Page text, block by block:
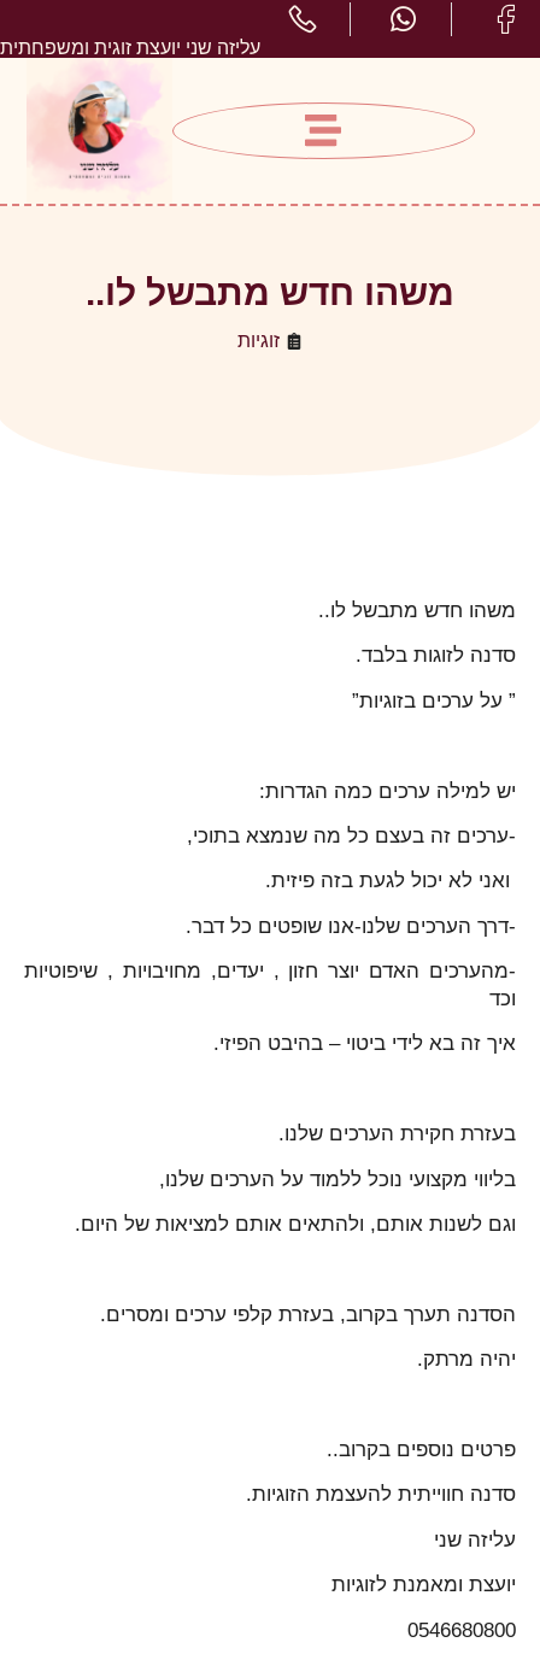
עליזה שני יועצת זוגית ומשפחתית
משהו חדש מתבשל לו..
זוגיות
משהו חדש מתבשל לו..
סדנה לזוגות בלבד.
” על ערכים בזוגיות”
יש למילה ערכים כמה הגדרות:
-ערכים זה בעצם כל מה שנמצא בתוכי,
ואני לא יכול לגעת בזה פיזית.
-דרך הערכים שלנו-אנו שופטים כל דבר.
-מהערכים האדם יוצר חזון , יעדים, מחויבויות , שיפוטיות
וכד
איך זה בא לידי ביטוי – בהיבט הפיזי.
בעזרת חקירת הערכים שלנו.
בליווי מקצועי נוכל ללמוד על הערכים שלנו,
וגם לשנות אותם, ולהתאים אותם למציאות של היום.
הסדנה תערך בקרוב, בעזרת קלפי ערכים ומסרים.
יהיה מרתק.
פרטים נוספים בקרוב..
סדנה חווייתית להעצמת הזוגיות.
עליזה שני
יועצת ומאמנת לזוגיות
0546680800